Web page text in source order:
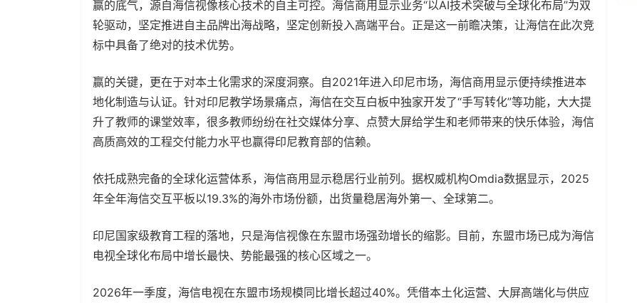
赢的底气，源自海信视像核心技术的自主可控。海信商用显示业务“以AI技术突破与全球化布局”为双
轮驱动，坚定推进自主品牌出海战略，坚定创新投入高端平台。正是这一前瞻决策，让海信在此次竞
标中具备了绝对的技术优势。
赢的关键，更在于对本土化需求的深度洞察。自2021年进入印尼市场，海信商用显示便持续推进本
地化制造与认证。针对印尼教学场景痛点，海信在交互白板中独家开发了“手写转化”等功能，大大提
升了教师的课堂效率，很多教师纷纷在社交媒体分享、点赞大屏给学生和老师带来的快乐体验，海信
高质高效的工程交付能力水平也赢得印尼教育部的信赖。
依托成熟完备的全球化运营体系，海信商用显示稳居行业前列。据权威机构Omdia数据显示，2025
年全年海信交互平板以19.3%的海外市场份额，出货量稳居海外第一、全球第二。
印尼国家级教育工程的落地，只是海信视像在东盟市场强劲增长的缩影。目前，东盟市场已成为海信
电视全球化布局中增长最快、势能最强的核心区域之一。
2026年一季度，海信电视在东盟市场规模同比增长超过40%。凭借本土化运营、大屏高端化与供应